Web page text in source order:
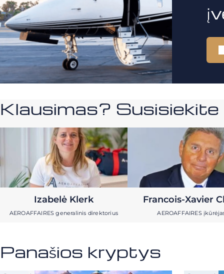
Klausimas? Susisiekite
Izabelė Klerk
AEROAFFAIRES generalinis direktorius
Francois-Xavier
AEROAFFAIRES
Panašios kryptys